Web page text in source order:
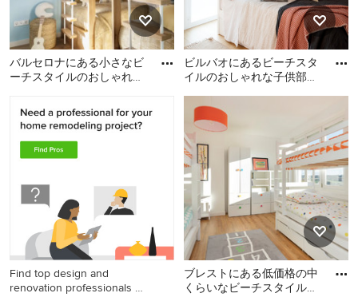
バルセロナにある小さなビ
ーチスタイルのおしゃれな
垢フローリング、児童向け)
バルセロナにある小さなビ
ーチスタイルのおしゃれな
子供部屋 (青い壁、淡色無垢
フローリング、児童向け) の
ビルバオにあるビーチスタ
イルのおしゃれな子供部屋
ビルバオにあるビーチスタ
イルのおしゃれな子供部屋
の写真
Find top design and
renovation professionals on
ブレストにある低価格の中
くらいなビーチスタイルの